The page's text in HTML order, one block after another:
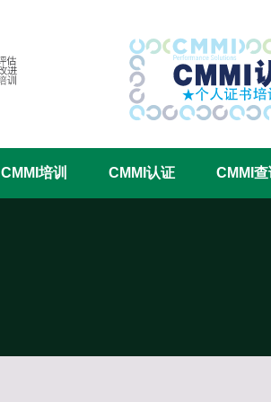
CMMI认证咨询
CMMI培训 CMMI认证 CMMI查